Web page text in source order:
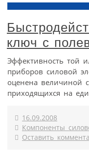
ключ с
Эффективность той
приборов силовой
оценена величиной
приходящихся на
16.09.2008
Компоненты
Оставить